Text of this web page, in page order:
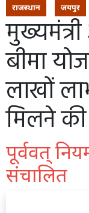
राजस्थान जयपुर
बीमा
लाखों
मिलने की
पूर्ववत्
संचालित